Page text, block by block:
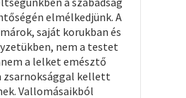
elmélkedjünk. A
saját korukban és
nem a testet
a lelket emésztő
zsarnoksággal kellett
Vallomásaikból